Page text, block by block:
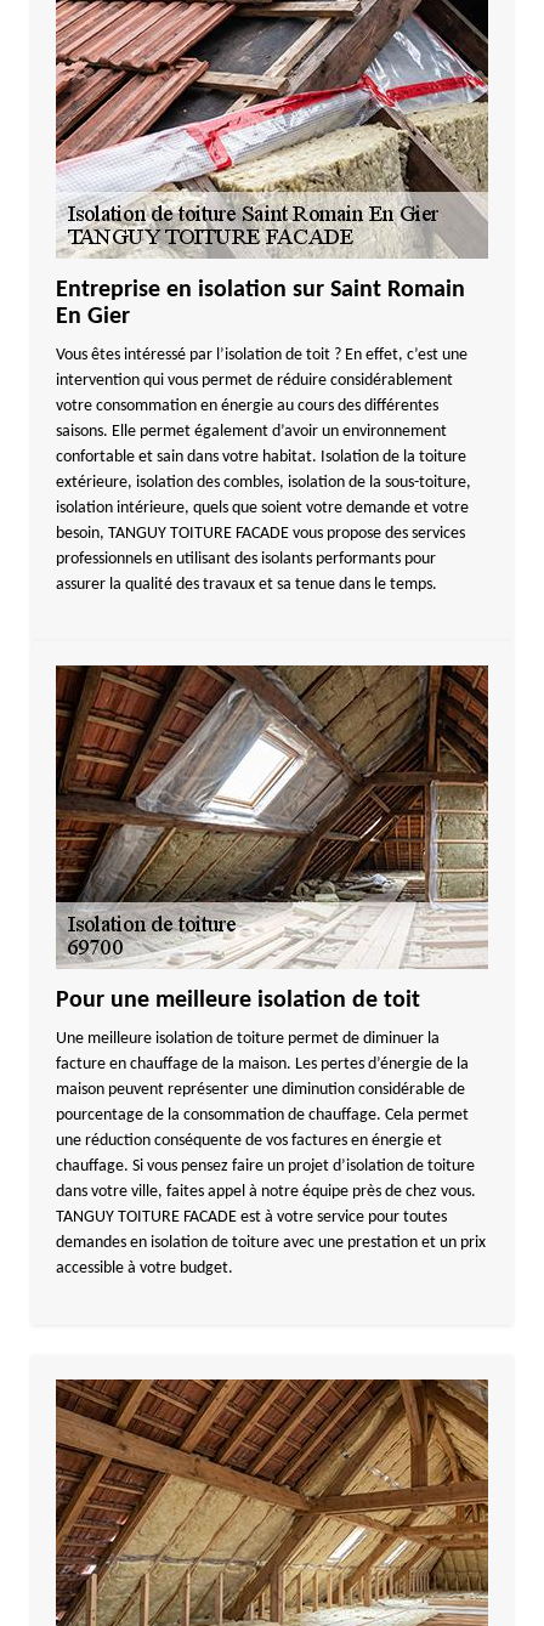
Entreprise en isolation sur Saint Romain
En Gier
Vous êtes intéressé par l’isolation de toit ? En effet, c’est une
intervention qui vous permet de réduire considérablement
votre consommation en énergie au cours des différentes
saisons. Elle permet également d’avoir un environnement
confortable et sain dans votre habitat. Isolation de la toiture
extérieure, isolation des combles, isolation de la sous-toiture,
isolation intérieure, quels que soient votre demande et votre
besoin, TANGUY TOITURE FACADE vous propose des services
professionnels en utilisant des isolants performants pour
assurer la qualité des travaux et sa tenue dans le temps.
Pour une meilleure isolation de toit
Une meilleure isolation de toiture permet de diminuer la
facture en chauffage de la maison. Les pertes d’énergie de la
maison peuvent représenter une diminution considérable de
pourcentage de la consommation de chauffage. Cela permet
une réduction conséquente de vos factures en énergie et
chauffage. Si vous pensez faire un projet d’isolation de toiture
dans votre ville, faites appel à notre équipe près de chez vous.
TANGUY TOITURE FACADE est à votre service pour toutes
demandes en isolation de toiture avec une prestation et un prix
accessible à votre budget.